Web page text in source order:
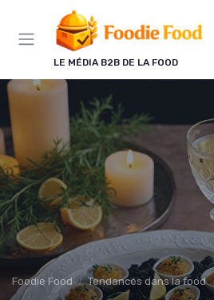
LE MÉDIA B2B DE LA FOOD
Foodie Food Tendances dans la food
Panneau de gestion des cookies